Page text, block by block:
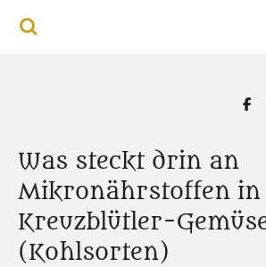
Zum
T
Was steckt drin an
Mikronährstoffen in
Kreuzblütler-
(Kohlsorten)